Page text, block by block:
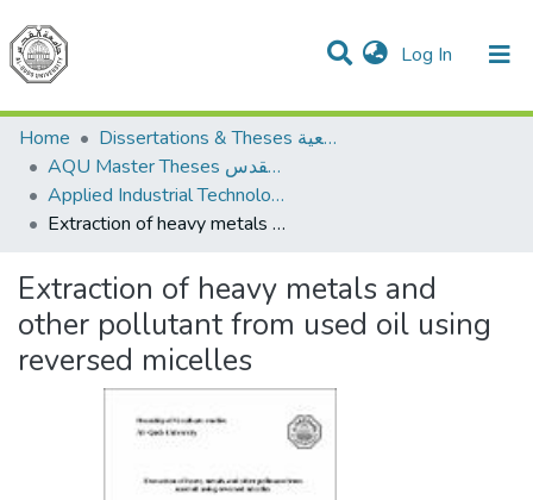
Log In (current)
Communities & Collections
All of DSpace
Home
Dissertations & Theses الرسائل الجامعية
AQU Master Theses الرسائل الجامعية الخاصة بجامعة القدس
Applied Industrial Technology التكنولوجيا التطبيقية والصناعية
Extraction of heavy metals and other pollutant from used oil using reversed micelles
Extraction of heavy metals and
other pollutant from used oil using
reversed micelles